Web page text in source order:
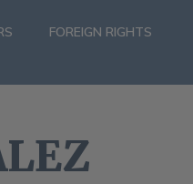
FOREIGN RIGHTS